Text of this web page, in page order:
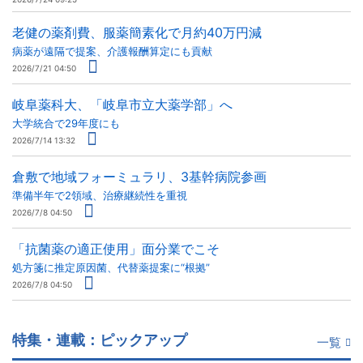
老健の薬剤費、服薬簡素化で月約40万円減
病薬が遠隔で提案、介護報酬算定にも貢献
2026/7/21 04:50
岐阜薬科大、「岐阜市立大薬学部」へ
大学統合で29年度にも
2026/7/14 13:32
倉敷で地域フォーミュラリ、3基幹病院参画
準備半年で2領域、治療継続性を重視
2026/7/8 04:50
「抗菌薬の適正使用」面分業でこそ
処方箋に推定原因菌、代替薬提案に“根拠”
2026/7/8 04:50
特集・連載：ピックアップ 一覧